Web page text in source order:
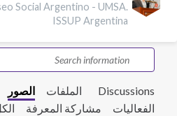
Social Argentino - UMSA.
ISSUP Argentina
Discussions الملفات الصور
الفعاليات
مشاركة المعرفة